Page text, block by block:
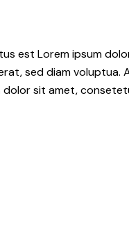
est Lorem ipsum
sed diam
sit amet,